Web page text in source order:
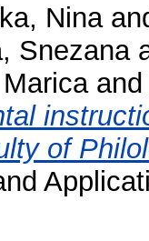
Nina
Snezana
and
of